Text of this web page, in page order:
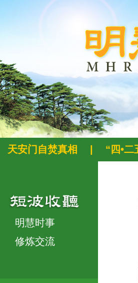
天安门自焚真相 “四•二
明慧时事
修炼交流